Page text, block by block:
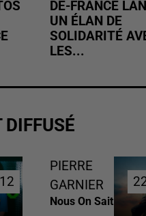
DE-FRANCE
UN ÉLAN DE
SOLIDARITÉ
LES...
PIERRE
GARNIER
Nous On Sait